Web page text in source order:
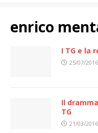
enrico
I TG e la
25/07/2016
Il
TG
21/03/2016